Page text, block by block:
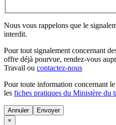
Nous vous rappelons que le
interdit.
Pour tout signalement concernant
offre déjà pourvue, rendez-vous
Travail ou contactez-nous
Pour toute information concernant le
les fiches pratiques du Ministère du
Annuler
×